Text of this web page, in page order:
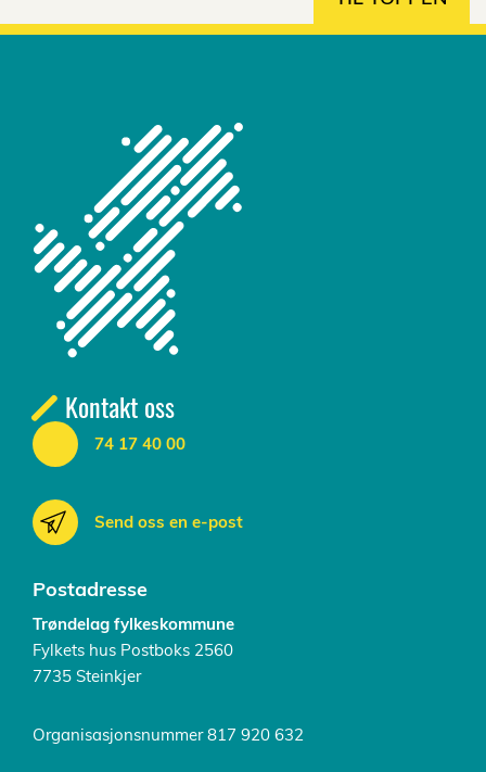
Kontakt oss
74 17 40 00
Send oss en e-post
Postadresse
Trøndelag fylkeskommune
Fylkets hus Postboks 2560
7735 Steinkjer
Organisasjonsnummer 817 920 632